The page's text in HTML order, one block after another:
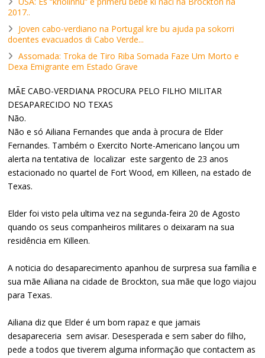
2017..
Joven cabo-verdiano na Portugal kre bu ajuda pa sokorri
doentes evacuados di Cabo Verde...
Assomada: Troka de Tiro Riba Somada Faze Um Morto e
Dexa Emigrante em Estado Grave
MÃE CABO-VERDIANA PROCURA PELO FILHO MILITAR
DESAPARECIDO NO TEXAS
Não.
Não e só Ailiana Fernandes que anda à procura de Elder
Fernandes. Também o Exercito Norte-Americano lançou um
alerta na tentativa de localizar este sargento de 23 anos
estacionado no quartel de Fort Wood, em Killeen, na estado de
Texas.
Elder foi visto pela ultima vez na segunda-feira 20 de Agosto
quando os seus companheiros militares o deixaram na sua
residência em Killeen.
A noticia do desaparecimento apanhou de surpresa sua família e
sua mãe Ailiana na cidade de Brockton, sua mãe que logo viajou
para Texas.
Ailiana diz que Elder é um bom rapaz e que jamais
desapareceria sem avisar. Desesperada e sem saber do filho,
pede a todos que tiverem alguma informação que contactem as